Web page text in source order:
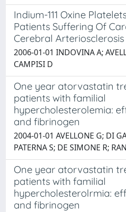
Indium-111 Oxine
Patients Suffering Of
Cerebral Arteriosclerosis
2006-01-01 INDOVINA A;
CAMPISI D
One year atorvastatin
patients with familial
hypercholesterolemia:
and fibrinogen
2004-01-01 AVELLONE G; DI
PATERNA S; DE SIMONE R;
One year atorvastatin
patients with familial
hypercholesterolrmia:
and fibrinogen